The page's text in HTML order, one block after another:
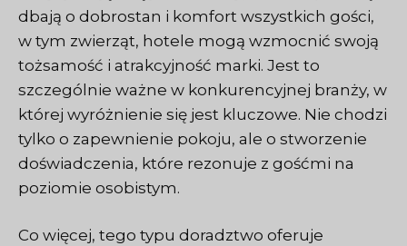
dbają o dobrostan i komfort wszystkich gości,
w tym zwierząt, hotele mogą wzmocnić swoją
tożsamość i atrakcyjność marki. Jest to
szczególnie ważne w konkurencyjnej branży, w
której wyróżnienie się jest kluczowe. Nie chodzi
tylko o zapewnienie pokoju, ale o stworzenie
doświadczenia, które rezonuje z gośćmi na
poziomie osobistym.
Co więcej, tego typu doradztwo oferuje